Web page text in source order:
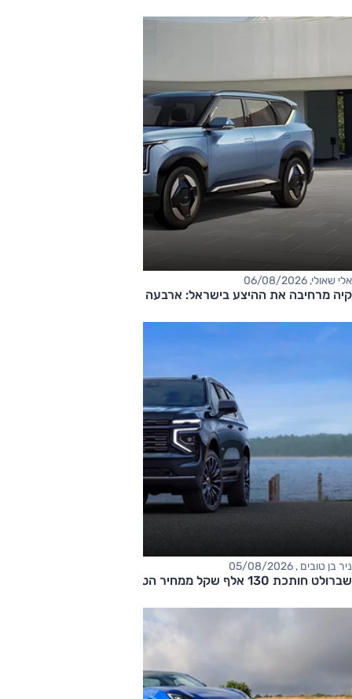
אלי שאולי, 06/08/2026
קיה מרחיבה את ההיצע בישראל: ארבעה דגמים חדשים בדרך
ניר בן טובים , 05/08/2026
שברולט חותכת 130 אלף שקל ממחיר הטאהו